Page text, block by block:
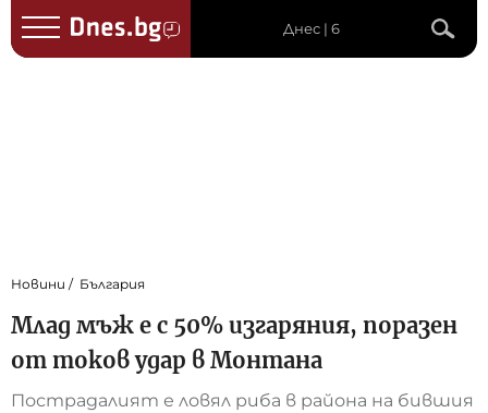
Днес | 6
Новини България
Млад мъж е с 50% изгаряния, поразен
от токов удар в Монтана
Пострадалият е ловял риба в района на бившия